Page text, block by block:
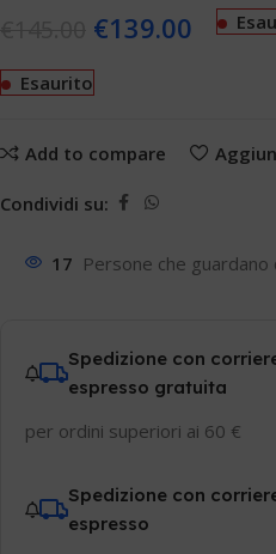
€139.00
Esaurito
Add to compare
Condividi su:
17 Persone che
Spedizione con
espresso gratuita
per ordini superiori ai 60 €
Spedizione con
espresso